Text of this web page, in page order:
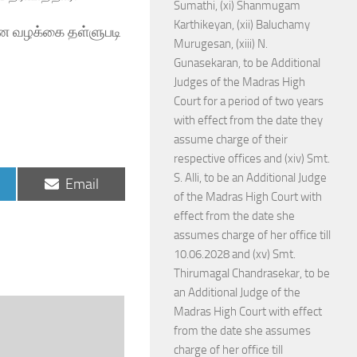
வழக்கை தள்ளுபடி
Share
on
Email
Sumathi, (xi) Shanmugam
Karthikeyan, (xii) Baluchamy
Murugesan, (xiii) N.
Gunasekaran, to be Additional
Judges of the Madras High
Court for a period of two years
with effect from the date they
assume charge of their
respective offices and (xiv) Smt.
S. Alli, to be an Additional Judge
of the Madras High Court with
effect from the date she
assumes charge of her office till
10.06.2028 and (xv) Smt.
Thirumagal Chandrasekar, to be
an Additional Judge of the
Madras High Court with effect
from the date she assumes
charge of her office till